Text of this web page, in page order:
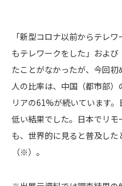
「新型コロナ以前からテレ
もテレワークをした」およ
たことがなかったが、今回
人の比率は、中国（都市部
リアの61%が続いています
低い結果でした。日本でリ
も、世界的に見ると普及し
（※）。